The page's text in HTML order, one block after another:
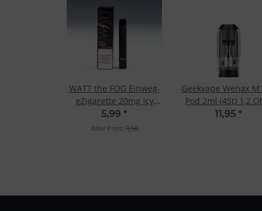
WATT the FOG Einweg-
eZigarette 20mg Icy
Banana
5,99 *
Alter Preis: 9,50
Geekvape Wenax
Pod 2ml (4St) 1,2
11,95 *